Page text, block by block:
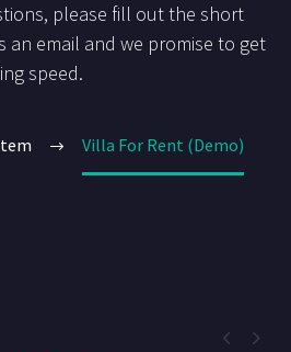
please fill out the short
email and we promise to get
speed.
Villa For Rent (Demo)
 